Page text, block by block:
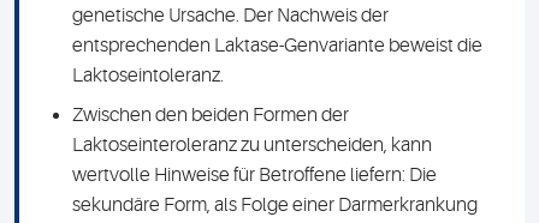
genetische Ursache. Der Nachweis der
entsprechenden Laktase-Genvariante beweist die
Laktoseintoleranz.
Zwischen den beiden Formen der
Laktoseinteroleranz zu unterscheiden, kann
wertvolle Hinweise für Betroffene liefern: Die
sekundäre Form, als Folge einer Darmerkrankung